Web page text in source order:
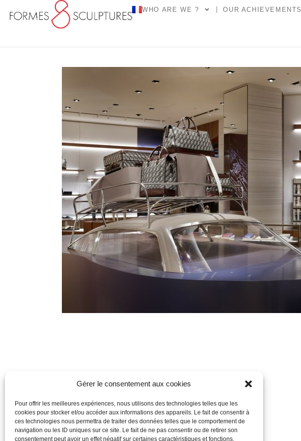
Gérer le consentement aux cookies
Pour offrir les meilleures expériences, nous utilisons des technologies telles que les
cookies pour stocker et/ou accéder aux informations des appareils. Le fait de consentir à
ces technologies nous permettra de traiter des données telles que le comportement de
navigation ou les ID uniques sur ce site. Le fait de ne pas consentir ou de retirer son
consentement peut avoir un effet négatif sur certaines caractéristiques et fonctions.
WHO ARE WE ? OUR ACHIEVEMENTS